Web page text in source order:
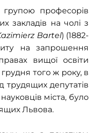
професорів
закладів на чолі з
Bartel) (1882-
на запрошення
вищої освіти
того ж року, в
трудящих депутатів
міста, було
Львова.